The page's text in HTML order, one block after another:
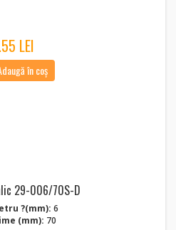
LEI
în coș
29-006/70S-D
?(mm): 6
(mm): 70